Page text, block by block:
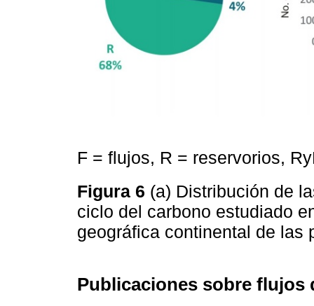
F = flujos, R = reservorios,
Figura 6 (a) Distribución de
ciclo del carbono estudiado
geográfica continental de
Publicaciones sobre flujos